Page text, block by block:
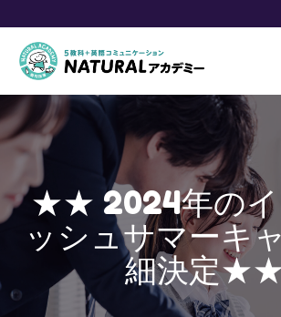
★★ 2024年のイ
ッシュサマーキ
細決定